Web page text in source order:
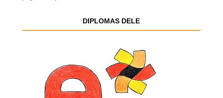
DIPLOMAS DELE